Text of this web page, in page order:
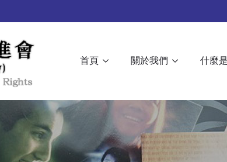
首頁 關於我們 什麼